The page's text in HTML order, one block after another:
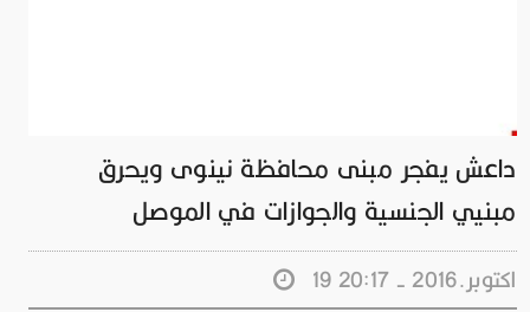
داعش يفجر مبنى محافظة نينوى ويحرق
مبنيي الجنسية والجوازات في الموصل
19 اكتوبر.2016 - 20:17